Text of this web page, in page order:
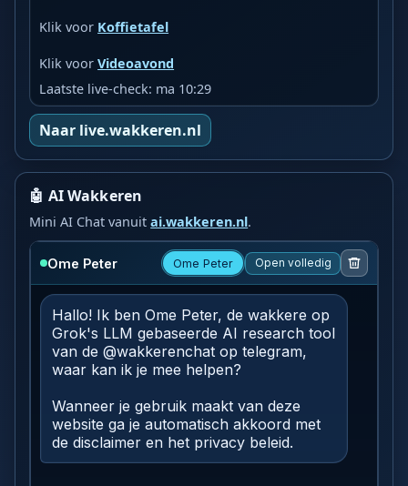
Klik voor Koffietafel
Klik voorVideoavond
Laatste live-check: ma 10:29
Naar live.wakkeren.nl
🤖 AI Wakkeren
Mini AI Chat vanuitai.wakkeren.nl.